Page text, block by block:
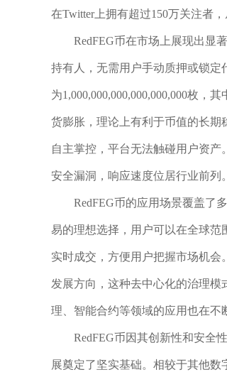
在Twitter上拥有超过150万关注者
RedFEG币在市场上展现出显
持有人，无需用户手动质押或锁定
为1,000,000,000,000,000,000枚，
货膨胀，理论上有利于币值的长期
自主掌控，平台无法触碰用户资产
安全漏洞，响应速度位居行业前列。
RedFEG币的应用场景覆盖了
易的理想选择，用户可以在全球
实时成交，方便用户把握市场机会
发展方向，这种去中心化的治理模
理、智能合约等领域的应用也在不
RedFEG币因其创新性和安全
展奠定了坚实基础。相较于其他数